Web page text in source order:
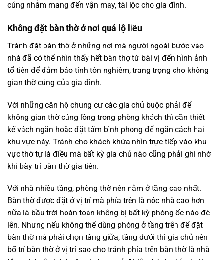
cúng nhằm mang đến vận may, tài lộc cho gia đình.
Không đặt bàn thờ ở nơi quá lộ liễu
Tránh đặt bàn thờ ở những nơi mà người ngoài bước vào
nhà đã có thể nhìn thấy hết bàn thợ từ bài vị đến hình ảnh
tổ tiên để đảm bảo tính tôn nghiêm, trang trọng cho không
gian thờ cúng của gia đình.
Với những căn hộ chung cư các gia chủ buộc phải để
không gian thờ cúng lồng trong phòng khách thì cần thiết
kế vách ngăn hoặc đặt tấm bình phong để ngăn cách hai
khu vực này. Tránh cho khách khứa nhìn trực tiếp vào khu
vực thờ tự là điều mà bất kỳ gia chủ nào cũng phải ghi nhớ
khi bày trí bàn thờ gia tiên.
Với nhà nhiều tầng, phòng thờ nên nằm ở tầng cao nhất.
Bàn thờ được đặt ở vị trí mà phía trên là nóc nhà cao hơn
nữa là bầu trời hoàn toàn không bị bất kỳ phòng ốc nào đè
lên. Nhưng nếu không thể dùng phòng ở tầng trên để đặt
bàn thờ mà phải chọn tầng giữa, tầng dưới thì gia chủ nên
bố trí bàn thờ ở vị trí sao cho tránh phía trên bàn thờ là nhà